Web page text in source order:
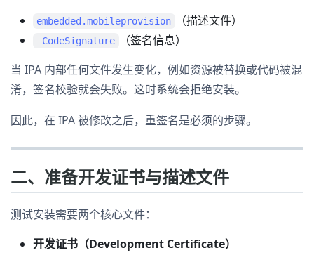
embedded.mobileprovision （描述文件）
_CodeSignature
（签名信息）
当 IPA 内部任何文件发生变化，例如资源被替换或代码被混
淆，签名校验就会失败。这时系统会拒绝安装。
因此，在 IPA 被修改之后，重签名是必须的步骤。
二、准备开发证书与描述文件
测试安装需要两个核心文件：
开发证书（Development Certificate）